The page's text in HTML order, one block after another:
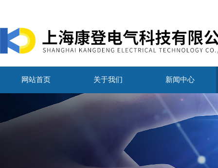
网站首页 关于我们 新闻中心